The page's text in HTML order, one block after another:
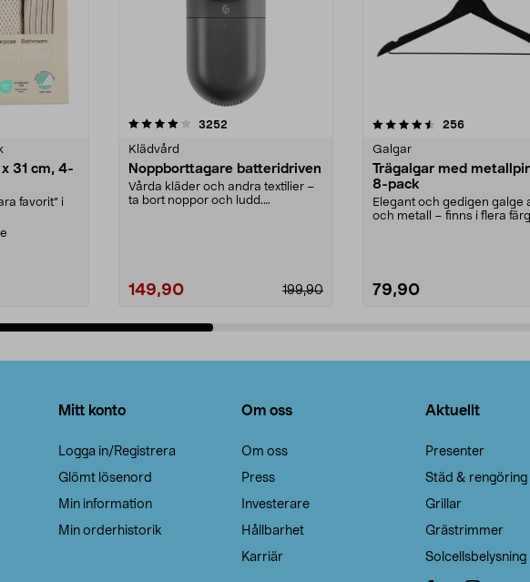
31 cm, 4-
favorit” i
3252
Klädvård
Noppborttagare batteridriven
Vårda kläder och andra textilier –
ta bort noppor och ludd.
199,90
149,90
4.5av 5 stjärnor 256recensioner
Galgar
Trägalgar med
8-pack
Elegant och gedigen galge
och metall – finns i flera
79,90
4.0av 5 stjärnor
Mitt konto
Logga in/Registrera
Glömt lösenord
Min information
Min orderhistorik
Om oss
Om oss
Press
Investerare
Hållbarhet
Karriär
Aktuellt
Presenter
Städ & rengöring
Grillar
Grästrimmer
Solcellsbelysning